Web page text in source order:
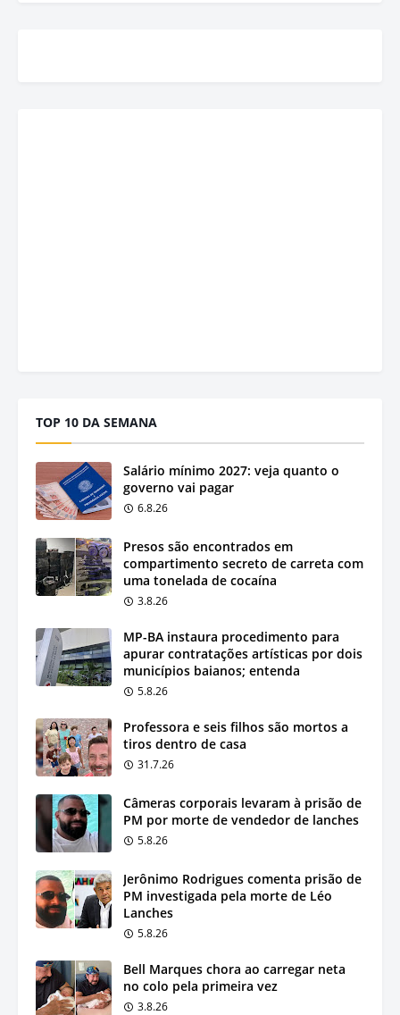
TOP 10 DA SEMANA
Salário mínimo 2027: veja quanto o
governo vai pagar
6.8.26
Presos são encontrados em
compartimento secreto de carreta com
uma tonelada de cocaína
3.8.26
MP-BA instaura procedimento para
apurar contratações artísticas por dois
municípios baianos; entenda
5.8.26
Professora e seis filhos são mortos a
tiros dentro de casa
31.7.26
Câmeras corporais levaram à prisão de
PM por morte de vendedor de lanches
5.8.26
Jerônimo Rodrigues comenta prisão de
PM investigada pela morte de Léo
Lanches
5.8.26
Bell Marques chora ao carregar neta
no colo pela primeira vez
3.8.26